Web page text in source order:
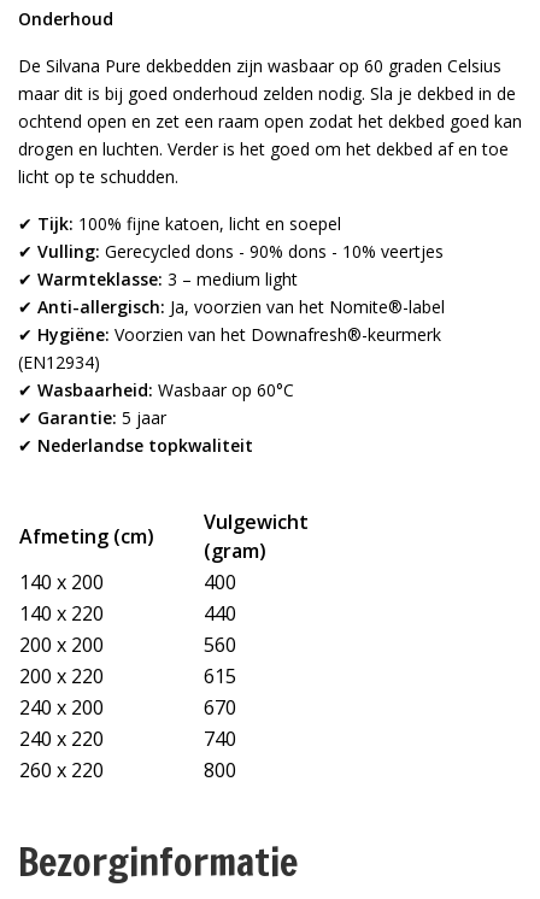
Onderhoud
De Silvana Pure dekbedden zijn wasbaar op 60 graden Celsius
maar dit is bij goed onderhoud zelden nodig. Sla je dekbed in de
ochtend open en zet een raam open zodat het dekbed goed kan
drogen en luchten. Verder is het goed om het dekbed af en toe
licht op te schudden.
✔ Tijk: 100% fijne katoen, licht en soepel
✔ Vulling: Gerecycled dons - 90% dons - 10% veertjes
✔ Warmteklasse: 3 – medium light
✔ Anti-allergisch: Ja, voorzien van het Nomite®-label
✔ Hygiëne: Voorzien van het Downafresh®-keurmerk
(EN12934)
✔ Wasbaarheid: Wasbaar op 60°C
✔ Garantie: 5 jaar
✔ Nederlandse topkwaliteit
Afmeting (cm)
Vulgewicht
(gram)
140 x 200
400
140 x 220
440
200 x 200
560
200 x 220
615
240 x 200
670
240 x 220
740
260 x 220
800
Bezorginformatie